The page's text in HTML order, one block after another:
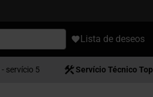
Lista de deseos
- servício 5 Servício Técnico Top